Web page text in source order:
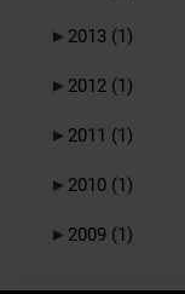
► 2013 (1)
► 2012 (1)
► 2011 (1)
► 2010 (1)
► 2009 (1)